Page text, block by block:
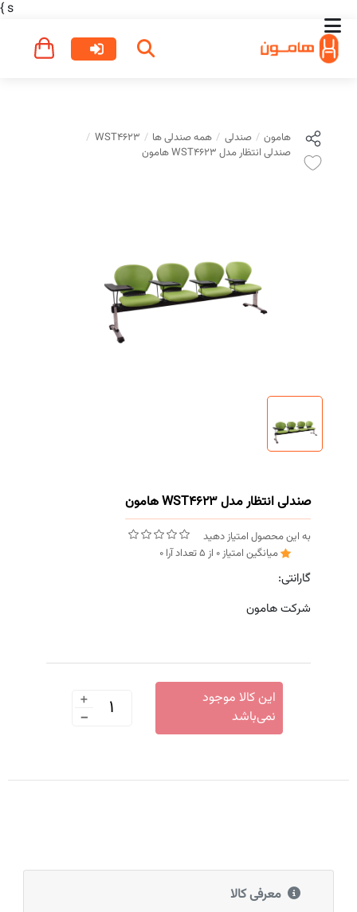
s
}
صندلی انتظار مدل WST4623 هامون
به این محصول امتیاز دهید
میانگین امتیاز0 از 5تعداد آرا 0
گارانتی:
شرکت هامون
+
-
این کالا موجود
نمی‌باشد
هامون صندلی همه صندلی ها
WST4623
صندلی انتظار مدل WST4623 هامون
معرفی کالا